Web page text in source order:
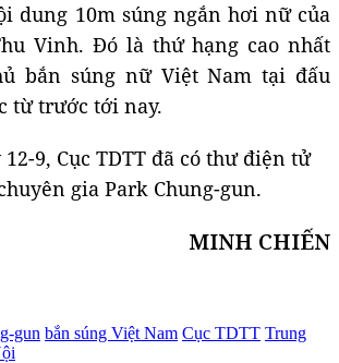
dung 10m súng ngắn hơi nữ của
Vinh. Đó là thứ hạng cao nhất
bắn súng nữ Việt Nam tại đấu
từ trước tới nay.
9, Cục TDTT đã có thư điện tử
gia Park Chung-gun.
MINH CHIẾN
gun bắn súng Việt Nam Cục TDTT Trung